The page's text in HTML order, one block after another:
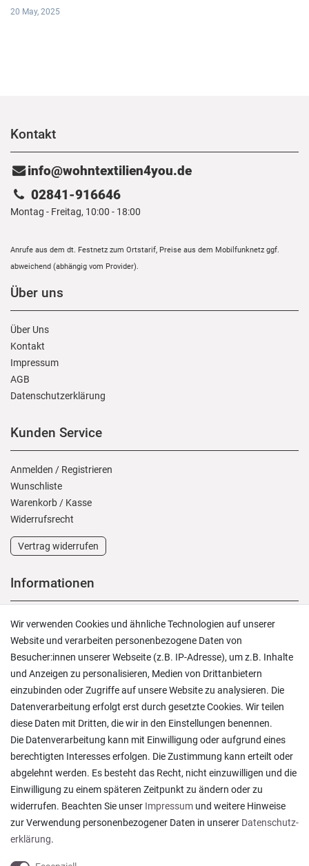
20 May, 2025
Kontakt
info@wohntextilien4you.de
02841-916646
Montag - Freitag, 10:00 - 18:00
Anrufe aus dem dt. Festnetz zum Ortstarif, Preise aus dem Mobilfunknetz ggf.
abweichend (abhängig vom Provider).
Über uns
Über Uns
Kontakt
Impressum
AGB
Daten­schutz­erklärung
Kunden Service
Anmelden / Registrieren
Wunschliste
Warenkorb / Kasse
Widerrufs­recht
Vertrag widerrufen
Informationen
Versand und Zahlung
Rücksendungen
Lieferung in die Schweiz
Pflegesymbole
Lagerverkauf
Ratgeber & News
Alles wie beschrieben , sehr gute Qualität
Rainer T., Rheine
Datum der Veröffentlichung: 06.08.2026
Datum der Kauferfahrung: 27.07.2026
Wir verwenden Cookies und ähnliche Technologien auf unserer
Website und verarbeiten personenbezogene Daten von
Besucher:innen unserer Webseite (z.B. IP-Adresse), um z.B. Inhalte
und Anzeigen zu personalisieren, Medien von Drittanbietern
einzubinden oder Zugriffe auf unsere Website zu analysieren. Die
Datenverarbeitung erfolgt erst durch gesetzte Cookies. Wir teilen
diese Daten mit Dritten, die wir in den Einstellungen benennen.
Die Datenverarbeitung kann mit Einwilligung oder aufgrund eines
berechtigten Interesses erfolgen. Die Zustimmung kann erteilt oder
abgelehnt werden. Es besteht das Recht, nicht einzuwilligen und die
Einwilligung zu einem späteren Zeitpunkt zu ändern oder zu
widerrufen. Beachten Sie unser Impressum und weitere Hinweise
zur Verwendung personenbezogener Daten in unserer Daten­schutz­
erklärung.